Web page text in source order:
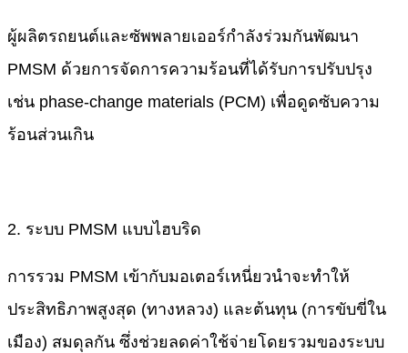
ผู้ผลิตรถยนต์และซัพพลายเออร์กำลังร่วมกันพัฒนา
PMSM ด้วยการจัดการความร้อนที่ได้รับการปรับปรุง
เช่น ​phase-change materials (PCM)​​ เพื่อดูดซับความ
ร้อนส่วนเกิน
2. ระบบ PMSM แบบไฮบริด
การรวม PMSM เข้ากับมอเตอร์เหนี่ยวนำจะทำให้
ประสิทธิภาพสูงสุด (ทางหลวง) และต้นทุน (การขับขี่ใน
เมือง) สมดุลกัน ซึ่งช่วยลดค่าใช้จ่ายโดยรวมของระบบ